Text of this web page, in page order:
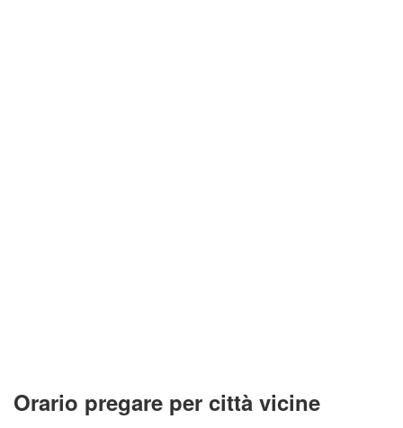
Orario pregare per città vicine